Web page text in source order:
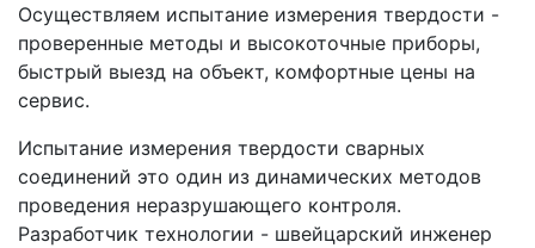
Осуществляем испытание измерения твердости -
проверенные методы и высокоточные приборы,
быстрый выезд на объект, комфортные цены на
сервис.
Испытание измерения твердости сварных
соединений это один из динамических методов
проведения неразрушающего контроля.
Разработчик технологии - швейцарский инженер